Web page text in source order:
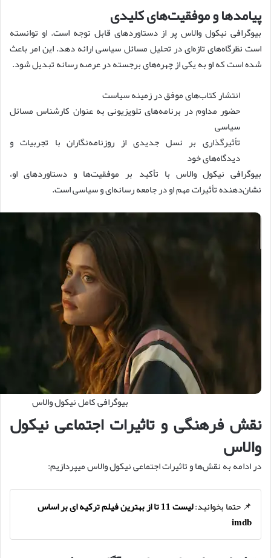
پیامدها و موفقیت‌های کلیدی
بیوگرافی نیکول والاس پر از دستاوردهای قابل توجه است. او توانسته
است نظرگاه‌های تازه‌ای در تحلیل مسائل سیاسی ارائه دهد. این امر باعث
شده است که او به یکی از چهره‌های برجسته در عرصه رسانه تبدیل شود.
انتشار کتاب‌های موفق در زمینه سیاست
حضور مداوم در برنامه‌های تلویزیونی به عنوان کارشناس مسائل
سیاسی
تأثیرگذاری بر نسل جدیدی از روزنامه‌نگاران با تجربیات و
دیدگاه‌های خود
بیوگرافی نیکول والاس با تأکید بر موفقیت‌ها و دستاوردهای او،
نشان‌دهنده تأثیرات مهم او در جامعه رسانه‌ای و سیاسی است.
بیوگرافی کامل نیکول والاس
نقش فرهنگی و تاثیرات اجتماعی نیکول
والاس
در ادامه به نقش‌ها و تاثیرات اجتماعی نیکول والاس میپردازیم:
📌 حتما بخوانید:
لیست 11 تا از بهترین فیلم ترکیه ای بر اساس
imdb